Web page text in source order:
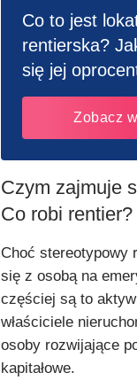
Co to jest
rentierska?
się jej
Zobacz
Czym zajmuje
Co robi rentier?
Choć stereotypowy
się z osobą na
częściej są to
właściciele
osoby rozwijające
kapitałowe.